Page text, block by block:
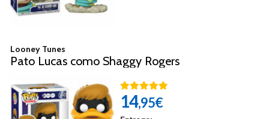
Looney Tunes
Pato Lucas como Shaggy Rogers
14,95€